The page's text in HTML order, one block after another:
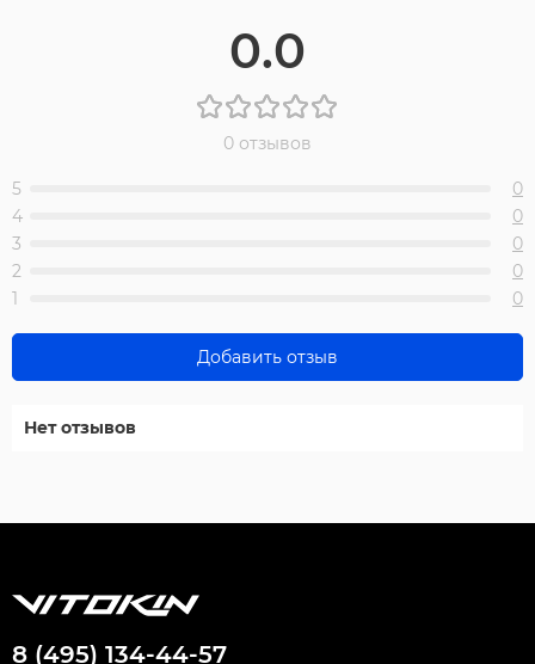
0.0
0 отзывов
5
0
4
0
3
0
2
0
1
0
Добавить отзыв
Нет отзывов
8 (495) 134-44-57